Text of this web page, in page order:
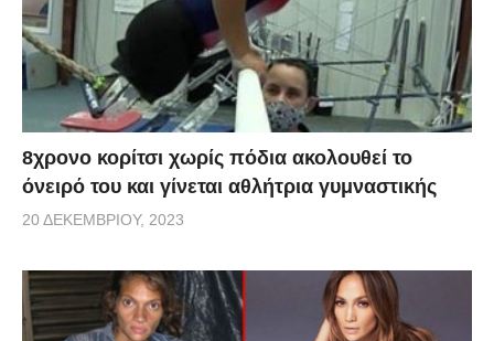
8χρονο κορίτσι χωρίς πόδια ακολουθεί το
όνειρό του και γίνεται αθλήτρια γυμναστικής
20 ΔΕΚΕΜΒΡΊΟΥ, 2023